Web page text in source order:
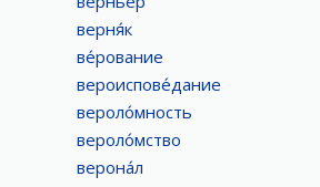
верня́к
ве́рование
вероиспове́дание
вероло́мность
вероло́мство
верона́л